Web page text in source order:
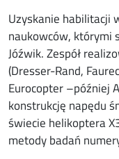
Uzyskanie habilitacji
naukowców, którymi
Jóźwik. Zespół
(Dresser-Rand,
Eurocopter –później
konstrukcję napędu
świecie helikoptera
metody badań